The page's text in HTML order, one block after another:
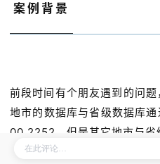
案例背景
前段时间有个朋友遇到的问
地市的数据库与省级数据库
00 2252，但是其它地市与省